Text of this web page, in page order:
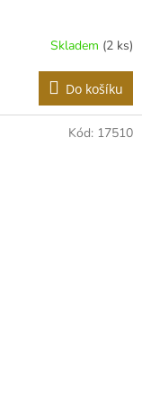
Skladem (2 ks)
Do košíku
Kód: 17510